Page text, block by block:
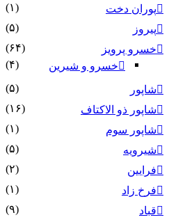
پوران دخت
(۱)
پیروز
(۵)
خسرو پرویز
(۶۴)
خسرو و شیرین
(۴)
شاپور
(۵)
شاپور ذو الاکتاف
(۱۶)
شاپور سوم‏
(۱)
شیرویه
(۵)
فرایین
(۲)
فرخ زاد
(۱)
قباد
(۹)